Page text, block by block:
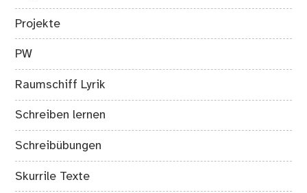
Projekte
PW
Raumschiff Lyrik
Schreiben lernen
Schreibübungen
Skurrile Texte